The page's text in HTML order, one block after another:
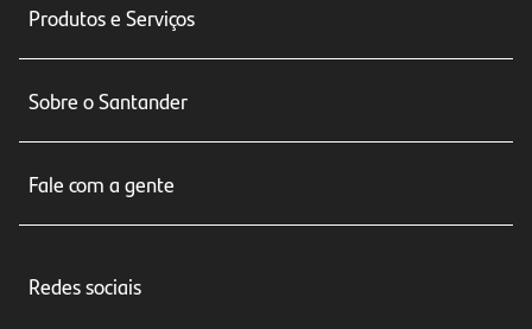
Produtos e Serviços
Seguros
Crédito e Financiamentos
Investimentos
Sobre o Santander
Fale com a gente
Central de Renegociação
Redes sociais